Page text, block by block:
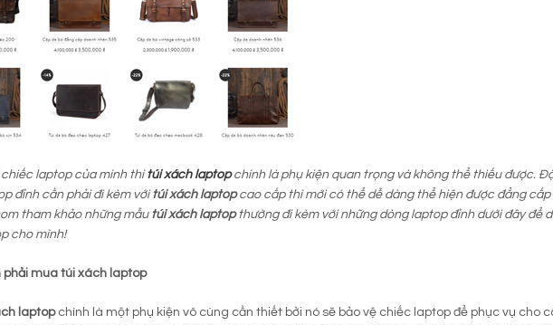
laptop của mình thìtúi xách laptopchính là phụ kiện quan trọng và không thể thiếu được.
đỉnh cần phải đi kèm với túi xách laptopcao cấp thì mới có thể dễ dàng thể hiện được đẳng
tham khảo những mẫu túi xách laptopthường đi kèm với những dòng laptop đỉnh dưới đây để
cho mình!
phải mua túi xách laptop
laptopchính là một phụ kiện vô cùng cần thiết bởi nó sẽ bảo vệ chiếc laptop để phục vụ cho